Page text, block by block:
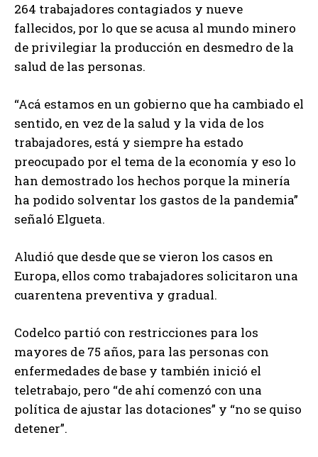
264 trabajadores contagiados y nueve
fallecidos, por lo que se acusa al mundo minero
de privilegiar la producción en desmedro de la
salud de las personas.
“Acá estamos en un gobierno que ha cambiado el
sentido, en vez de la salud y la vida de los
trabajadores, está y siempre ha estado
preocupado por el tema de la economía y eso lo
han demostrado los hechos porque la minería
ha podido solventar los gastos de la pandemia”
señaló Elgueta.
Aludió que desde que se vieron los casos en
Europa, ellos como trabajadores solicitaron una
cuarentena preventiva y gradual.
Codelco partió con restricciones para los
mayores de 75 años, para las personas con
enfermedades de base y también inició el
teletrabajo, pero “de ahí comenzó con una
política de ajustar las dotaciones” y “no se quiso
detener”.